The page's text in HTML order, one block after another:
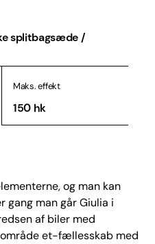
splitbagsæde /
Maks. effekt
150 hk
og man kan
gang man går Giulia i
af biler med
et-fællesskab med